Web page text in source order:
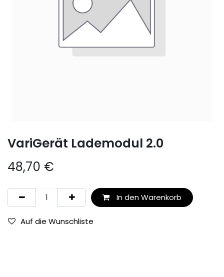
VariGerät Lademodul 2.0
48,70 €
In den Warenkorb
Auf die Wunschliste